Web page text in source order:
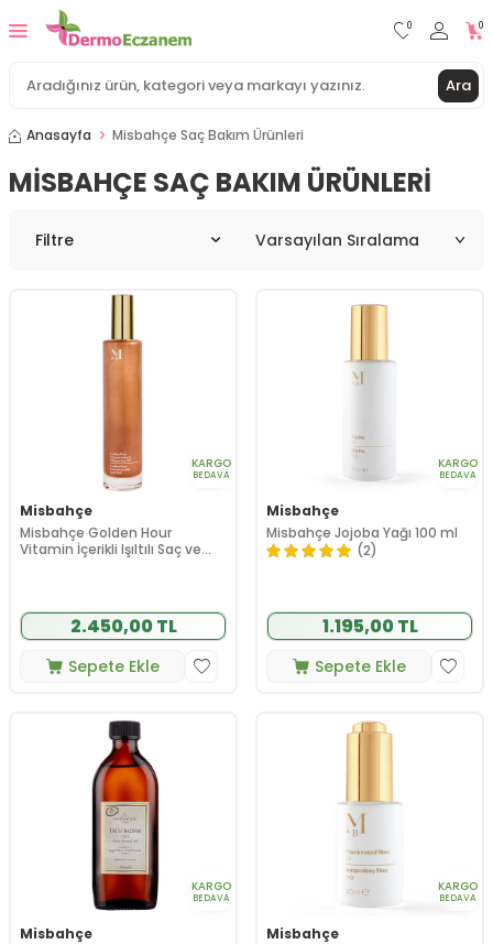
Ara
0 0
Anasayfa Misbahçe Saç Bakım Ürünleri
MISBAHÇE SAÇ BAKIM ÜRÜNLERI
Filtre
KARGO
BEDAVA
Misbahçe
Misbahçe Golden Hour
Vitamin İçerikli Işıltılı Saç ve
2.450,00 TL
Sepete Ekle
KARGO
BEDAVA
Misbahçe
Misbahçe Jojoba Yağı 100 ml
(2)
1.195,00 TL
Sepete Ekle
KARGO
BEDAVA
Misbahçe
KARGO
BEDAVA
Misbahçe